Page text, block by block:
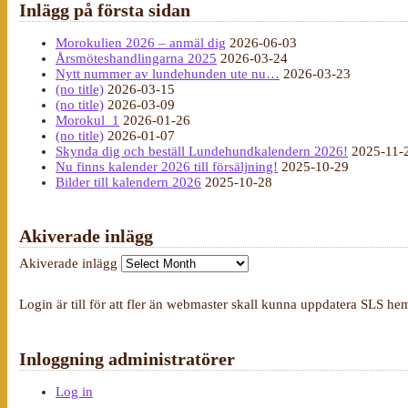
Inlägg på första sidan
Morokulien 2026 – anmäl dig 2026-06-03
Årsmöteshandlingarna 2025 2026-03-24
Nytt nummer av lundehunden ute nu… 2026-03-23
(no title) 2026-03-15
(no title) 2026-03-09
Morokul_1 2026-01-26
(no title) 2026-01-07
Skynda dig och beställ Lundehundkalendern 2026! 2025-11-
Nu finns kalender 2026 till försäljning! 2025-10-29
Bilder till kalendern 2026 2025-10-28
Akiverade inlägg
Akiverade inlägg
Login är till för att fler än webmaster skall kunna uppdatera SLS
Inloggning administratörer
Log in